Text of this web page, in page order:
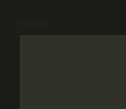
Yorum